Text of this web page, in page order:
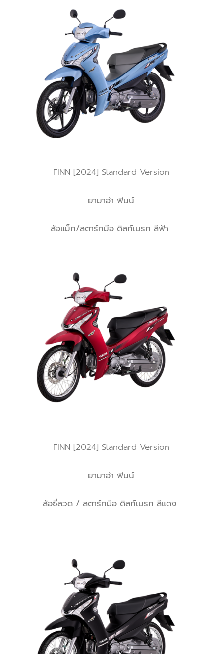
FINN [2024] Standard Version
ยามาฮ่า ฟินน์
ล้อแม็ก/สตาร์ทมือ ดิสก์เบรก สีฟ้า
FINN [2024] Standard Version
ยามาฮ่า ฟินน์
ล้อซี่ลวด / สตาร์ทมือ ดิสก์เบรก สีแดง